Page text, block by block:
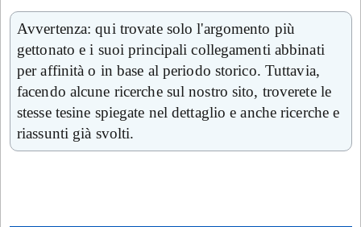
Avvertenza: qui trovate solo l'argomento più
gettonato e i suoi principali collegamenti abbinati
per affinità o in base al periodo storico. Tuttavia,
facendo alcune ricerche sul nostro sito, troverete le
stesse tesine spiegate nel dettaglio e anche ricerche e
riassunti già svolti.